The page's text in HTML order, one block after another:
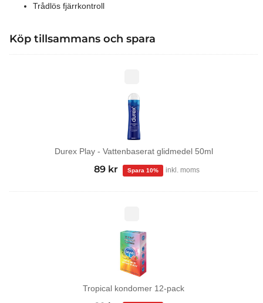
Trådlös fjärrkontroll
Köp tillsammans och spara
Vattenbaserat
glidmedel
50ml
Durex Play - Vattenbaserat glidmedel 50ml
Det
priset
89 kr
Det
priset
inkl. moms
pack
Tropical kondomer 12-pack